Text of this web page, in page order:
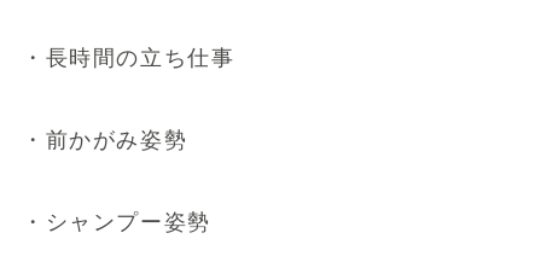
・長時間の立ち仕事
・前かがみ姿勢
・シャンプー姿勢